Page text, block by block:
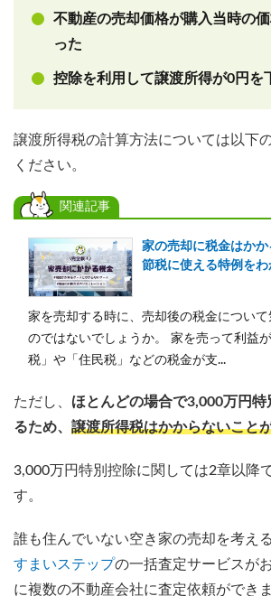
不動産の売却価格が購入当時の
った
控除を利用して譲渡所得が0円を
譲渡所得税の計算方法については以下
ください。
関連記事
家の売却に税金はか
節税に使える特例を
家を売却する時に、売却後の税金につい
のではないでしょうか。 家を売って利益
税」や「住民税」などの税金が支...
ただし、 ほとんどの場合で3,000万円特
るため、 譲渡所得税はかからないこと
3,000万円特別控除に関しては2章以降
す。
誰も住んでいない空き家の売却を考え
すまいステップの一括査定サービスが
に複数の不動産会社に査定依頼ができ